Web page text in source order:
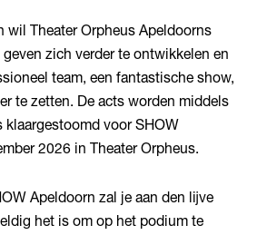
wil Theater Orpheus Apeldoorns
zich verder te ontwikkelen en
team, een fantastische show,
te zetten. De acts worden middels
klaargestoomd voor SHOW
2026 in Theater Orpheus.
Apeldoorn zal je aan den lijve
het is om op het podium te
Inzoomen